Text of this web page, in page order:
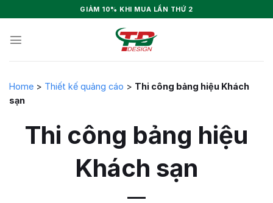
to
content
GIẢM 10% KHI MUA LẦN THỨ 2
Home > Thiết kế quảng cáo > Thi công bảng hiệu Khách
sạn
Thi công bảng hiệu
Khách sạn